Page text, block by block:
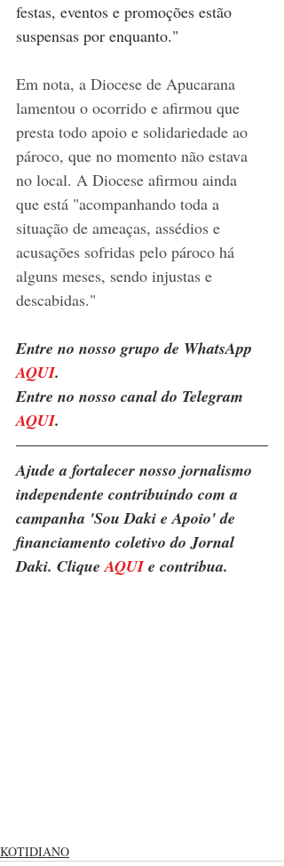
festas, eventos e promoções estão
suspensas por enquanto."
Em nota, a Diocese de Apucarana
lamentou o ocorrido e afirmou que
presta todo apoio e solidariedade ao
pároco, que no momento não estava
no local. A Diocese afirmou ainda
que está "acompanhando toda a
situação de ameaças, assédios e
acusações sofridas pelo pároco há
alguns meses, sendo injustas e
descabidas."
Entre no nosso grupo de WhatsApp
AQUI.
Entre no nosso canal do Telegram
AQUI.
Ajude a fortalecer nosso jornalismo
independente contribuindo com a
campanha 'Sou Daki e Apoio' de
financiamento coletivo do Jornal
Daki. Clique AQUI e contribua.
KOTIDIANO